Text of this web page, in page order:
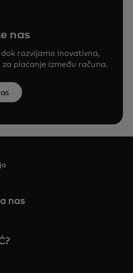
nas
razvijamo inovativna,
plaćanje između računa.
nas